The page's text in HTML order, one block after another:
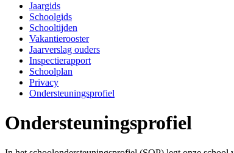
Jaargids
Schoolgids
Schooltijden
Vakantierooster
Jaarverslag ouders
Inspectierapport
Schoolplan
Privacy
Ondersteuningsprofiel
Ondersteuningsprofiel